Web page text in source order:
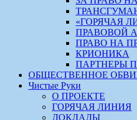
«ГОРЯЧАЯ
ПРАВОВОЙ
ПРАВО НА
КРИОНИКА
ПАРТНЕРЫ
ОБЩЕСТВЕННОЕ
Чистые Руки
О ПРОЕКТЕ
ГОРЯЧАЯ ЛИНИЯ
ДОКЛАДЫ